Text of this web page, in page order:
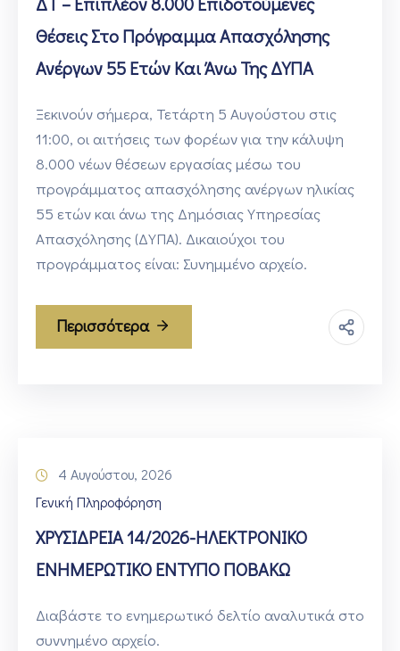
Θέσεις Στο Πρόγραμμα Απασχόλησης
Ανέργων 55 Ετών Και Άνω Της ΔΥΠΑ
Ξεκινούν σήμερα, Τετάρτη 5 Αυγούστου στις
11:00, οι αιτήσεις των φορέων για την κάλυψη
8.000 νέων θέσεων εργασίας μέσω του
προγράμματος απασχόλησης ανέργων ηλικίας
55 ετών και άνω της Δημόσιας Υπηρεσίας
Απασχόλησης (ΔΥΠΑ). Δικαιούχοι του
προγράμματος είναι: Συνημμένο αρχείο.
Περισσότερα
4 Αυγούστου, 2026
Γενική Πληροφόρηση
ΧΡΥΣΙΔΡΕΙΑ 14/2026-ΗΛΕΚΤΡΟΝΙΚΟ
ΕΝΗΜΕΡΩΤΙΚΟ ΕΝΤΥΠΟ ΠΟΒΑΚΩ
Διαβάστε το ενημερωτικό δελτίο αναλυτικά στο
συννημένο αρχείο.